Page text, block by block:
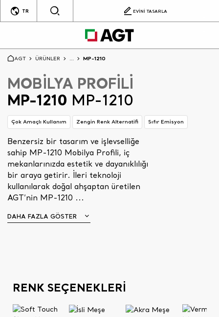
TR EVİNİ TASARLA
AGT ÜRÜNLER ... MP-1210
MOBİLYA PROFİLİ
MP-1210 MP-1210
Çok Amaçlı Kullanım Zengin Renk Alternatifi Sıfır Emisyon
Benzersiz bir tasarım ve işlevselliğe
sahip MP-1210 Mobilya Profili, iç
mekanlarınızda estetik ve dayanıklılığı
bir araya getirir. İleri teknoloji
kullanılarak doğal ahşaptan üretilen
AGT’nin MP-1210 ...
DAHA FAZLA GÖSTER
RENK SEÇENEKLERİ